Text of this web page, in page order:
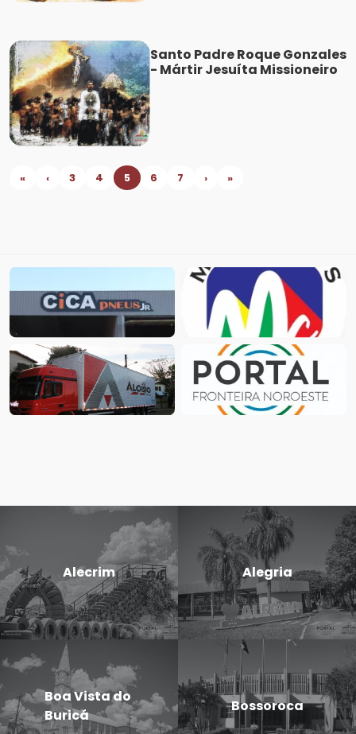
Santo Padre Roque Gonzales
- Mártir Jesuíta Missioneiro
« ‹ 3 4 5 6 7 › »
Alecrim Alegria
Boa Vista do
Buricá
Bossoroca